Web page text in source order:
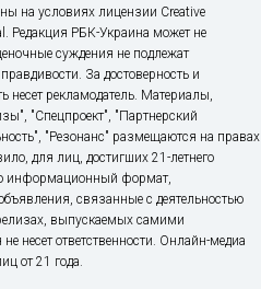
на условиях лицензии Creative
Редакция РБК-Украина может не
суждения не подлежат
За достоверность и
несет рекламодатель. Материалы,
"Спецпроект", "Партнерский
"Резонанс" размещаются на правах
для лиц, достигших 21-летнего
информационный формат,
связанные с деятельностью
выпускаемых самими
несет ответственности. Онлайн-медиа
от 21 года.